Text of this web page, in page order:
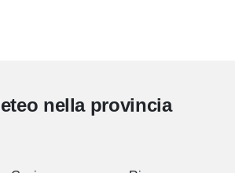
nella provincia